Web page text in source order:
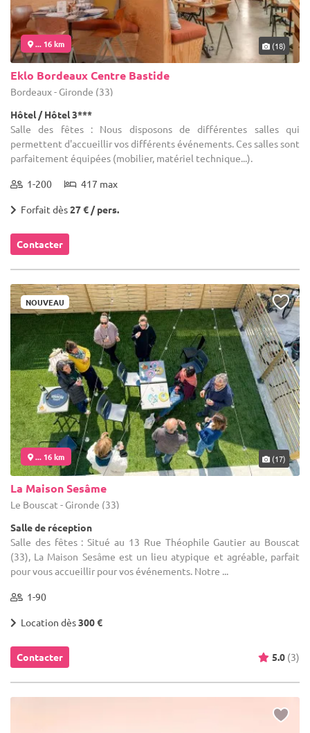
... 16 km (18)
Eklo Bordeaux Centre Bastide
Bordeaux - Gironde (33)
Hôtel / Hôtel 3***
Salle des fêtes : Nous disposons de différentes salles qui
permettent d'accueillir vos différents événements. Ces salles sont
parfaitement équipées (mobilier, matériel technique...).
1-200 417 max
Forfait dès27 € / pers.
Contacter
NOUVEAU
... 16 km (17)
La Maison Sesâme
Le Bouscat - Gironde (33)
Salle de réception
Salle des fêtes : Situé au 13 Rue Théophile Gautier au Bouscat
(33), La Maison Sesâme est un lieu atypique et agréable, parfait
pour vous accueillir pour vos événements. Notre ...
1-90
Location dès300 €
Contacter 5.0 (3)